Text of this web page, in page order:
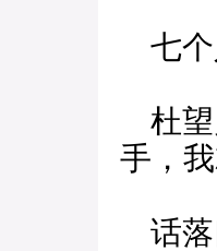
七个
杜望
手，
话落